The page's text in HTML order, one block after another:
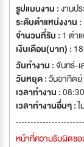
รูปแบบงาน :งานป
ระดับตำแหน่งงาน :
จำนวนที่รับ : 1 ตำ
เงินเดือน(บาท) :
วันทำงาน :จันทร์-เ
วันหยุด :วันอาทิตย์
เวลาทำงาน :
เวลาทำงานอื่นๆ :
หน้าที่ความรับผิดช